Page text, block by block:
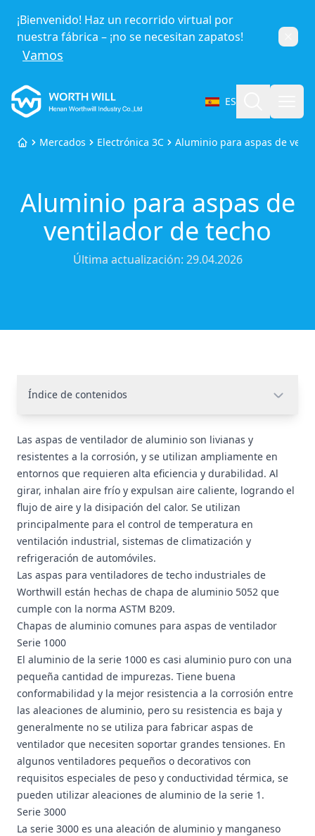
¡Bienvenido! Haz un recorrido virtual por
nuestra fábrica – ¡no se necesitan zapatos!
Vamos
Worthwill
ES
Seleccionar idioma
InicioMercados Electrónica 3C Aluminio para aspas de
Aluminio para aspas de
ventilador de techo
Última actualización: 29.04.2026
Índice de contenidos
Las aspas de ventilador de aluminio son livianas y
resistentes a la corrosión, y se utilizan ampliamente en
entornos que requieren alta eficiencia y durabilidad. Al
girar, inhalan aire frío y expulsan aire caliente, logrando el
flujo de aire y la disipación del calor. Se utilizan
principalmente para el control de temperatura en
ventilación industrial, sistemas de climatización y
refrigeración de automóviles.
Las aspas para ventiladores de techo industriales de
Worthwill están hechas de chapa de aluminio 5052 que
cumple con la norma ASTM B209.
Chapas de aluminio comunes para aspas de ventilador
Serie 1000
El aluminio de la serie 1000 es casi aluminio puro con una
pequeña cantidad de impurezas. Tiene buena
conformabilidad y la mejor resistencia a la corrosión entre
las aleaciones de aluminio, pero su resistencia es baja y
generalmente no se utiliza para fabricar aspas de
ventilador que necesiten soportar grandes tensiones. En
algunos ventiladores pequeños o decorativos con
requisitos especiales de peso y conductividad térmica, se
pueden utilizar aleaciones de aluminio de la serie 1.
Serie 3000
La serie 3000 es una aleación de aluminio y manganeso